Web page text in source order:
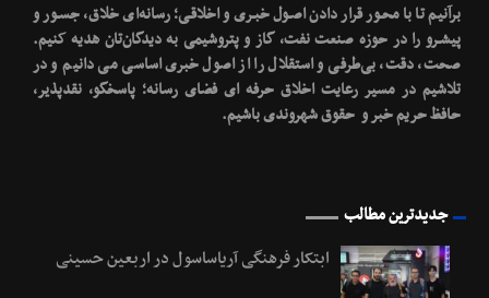
برآنیم تا با محـور قرار دادن اصـول خبـری و اخلاقـی؛ رسانه‌ای خلاق، جسـور و
پیشـرو را در حوزه صنعت نفت، گاز و پتروشیمی به دیدگان‌تان هدیه کنیم.
صحت، دقت، بی‌طرفی و استقلال را از اصول خبری اساسی می دانیم و در
تلاشیم در مسیر رعایت اخلاق حرفه ای فضای رسانه؛ پاسخگو، نقدپذیر،
حافظ حریم خبر و حقوق شهروندی باشیم.
جدیدترین مطالب
ابتکار فرهنگی آریاساسول در اربعین حسینی